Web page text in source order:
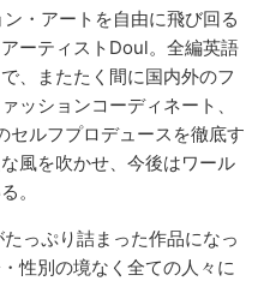
・アートを自由に飛び回る
ーティストDoul。全編英語
、またたく間に国内外のフ
ッションコーディネート、
セルフプロデュースを徹底す
風を吹かせ、今後はワール
。
っぷり詰まった作品になっ
性別の境なく全ての人々に